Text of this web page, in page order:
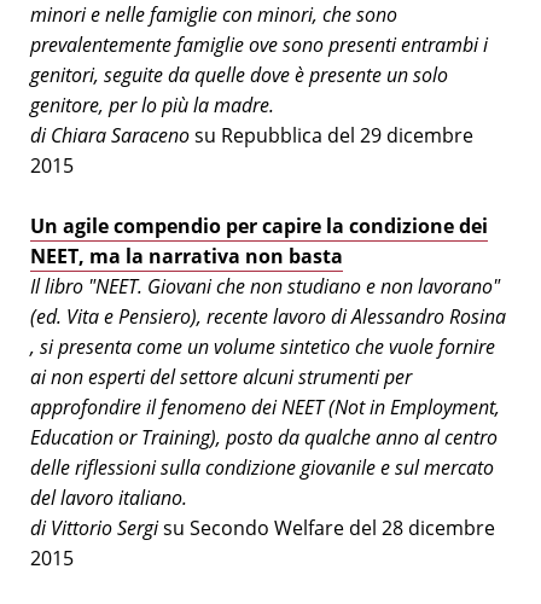
minori e nelle famiglie con minori, che sono
prevalentemente famiglie ove sono presenti entrambi i
genitori, seguite da quelle dove è presente un solo
genitore, per lo più la madre.
di Chiara Saracenosu Repubblica del 29 dicembre
2015
Un agile compendio per capire la condizione dei
NEET, ma la narrativa non basta
Il libro "NEET. Giovani che non studiano e non lavorano"
(ed. Vita e Pensiero), recente lavoro di Alessandro Rosina
, si presenta come un volume sintetico che vuole fornire
ai non esperti del settore alcuni strumenti per
approfondire il fenomeno dei NEET (Not in Employment,
Education or Training), posto da qualche anno al centro
delle riflessioni sulla condizione giovanile e sul mercato
del lavoro italiano.
di Vittorio Sergisu Secondo Welfare del 28 dicembre
2015